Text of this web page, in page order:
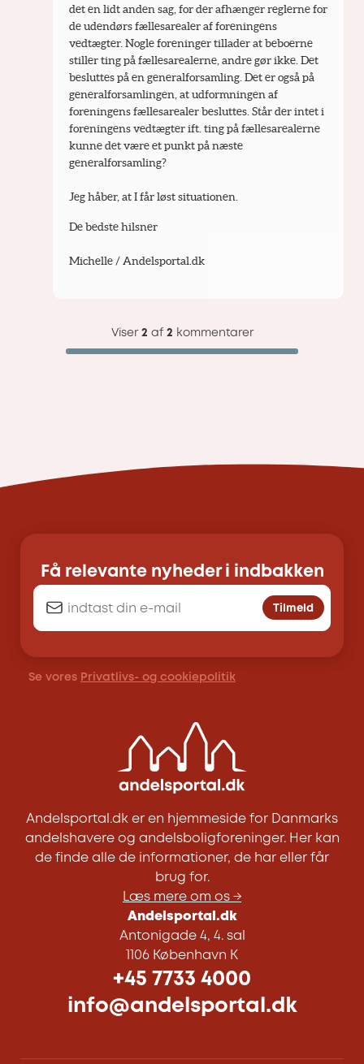
det en lidt anden sag, for der afhænger reglerne for
de udendørs fællesarealer af foreningens
vedtægter. Nogle foreninger tillader at beboerne
stiller ting på fællesarealerne, andre gør ikke. Det
besluttes på en generalforsamling. Det er også på
generalforsamlingen, at udformningen af
foreningens fællesarealer besluttes. Står der intet i
foreningens vedtægter ift. ting på fællesarealerne
kunne det være et punkt på næste
generalforsamling?
Jeg håber, at I får løst situationen.
De bedste hilsner
Michelle / Andelsportal.dk
Viser 2 af 2 kommentarer
Få relevante nyheder i indbakken
Tilmeld
Se vores Privatlivs- og cookiepolitik
Andelsportal.dk er en hjemmeside for Danmarks
andelshavere og andelsboligforeninger. Her kan
de finde alle de informationer, de har eller får
brug for.
Læs mere om os →
Andelsportal.dk
Antonigade 4, 4. sal
1106 København K
+45 7733 4000
info@andelsportal.dk